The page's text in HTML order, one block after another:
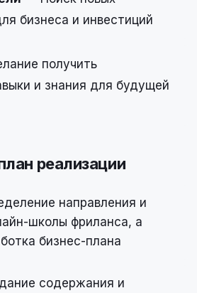
бизнеса и инвестиций
получить
и знания для будущей
реализации
направления и
школы фриланса, а
бизнес-плана
содержания и